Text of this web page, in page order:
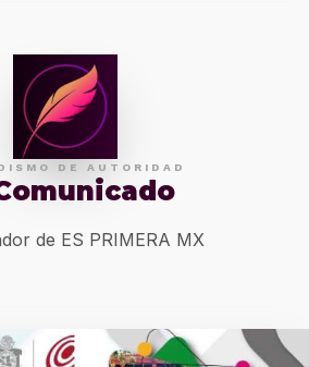
DE AUTORIDAD
de ES PRIMERA MX